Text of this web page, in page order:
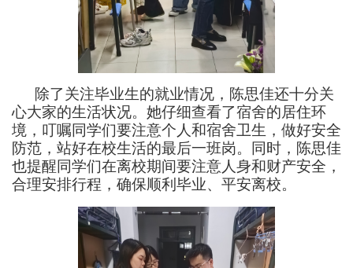
除了关注毕业生的就业情况， 陈思佳还十分关
心大家的生活状况。 她仔细查看了宿舍的居住环
境，叮嘱同学们要注意个人和宿舍卫生，做好安全
防范，站好在校生活的最后一班岗。同时， 陈思佳
也提醒同学们在离校期间要注意人身和财产安全，
合理安排行程，确保顺利毕业、平安离校。